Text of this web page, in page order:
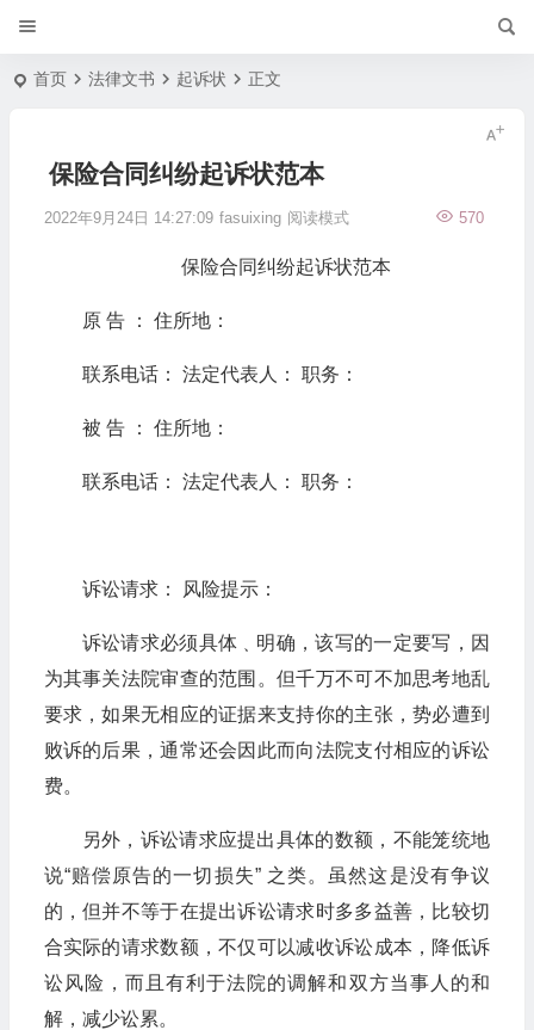
首页 法律文书 起诉状 正文
保险合同纠纷起诉状范本
2022年9月24日 14:27:09 fasuixing 570
阅读模式
保险合同纠纷起诉状范本
原 告 ： 住所地：
联系电话： 法定代表人： 职务：
被 告 ： 住所地：
联系电话： 法定代表人： 职务：
诉讼请求： 风险提示：
诉讼请求必须具体﹑明确，该写的一定要写，因
为其事关法院审查的范围。但千万不可不加思考地乱
要求，如果无相应的证据来支持你的主张，势必遭到
败诉的后果，通常还会因此而向法院支付相应的诉讼
费。
另外，诉讼请求应提出具体的数额，不能笼统地
说“赔偿原告的一切损失” 之类。虽然这是没有争议
的，但并不等于在提出诉讼请求时多多益善，比较切
合实际的请求数额，不仅可以减收诉讼成本，降低诉
讼风险，而且有利于法院的调解和双方当事人的和
解，减少讼累。